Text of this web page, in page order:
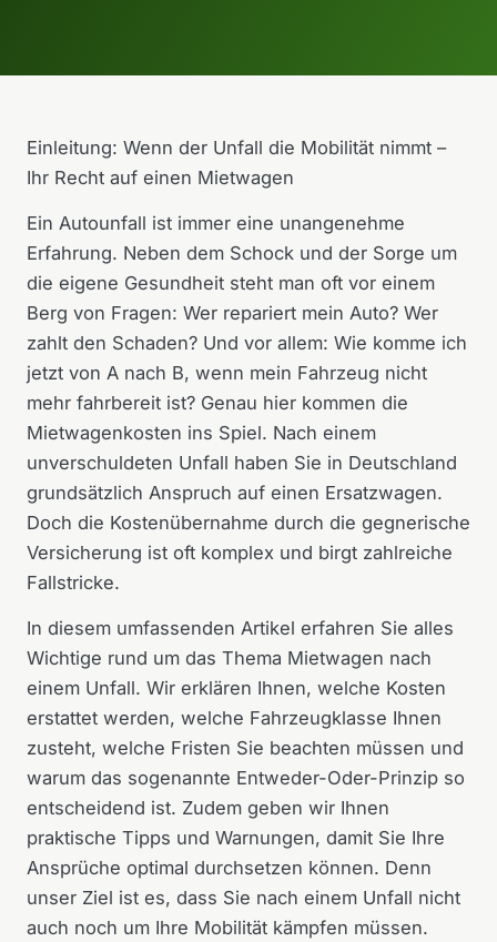
Einleitung: Wenn der Unfall die Mobilität nimmt –
Ihr Recht auf einen Mietwagen
Ein Autounfall ist immer eine unangenehme
Erfahrung. Neben dem Schock und der Sorge um
die eigene Gesundheit steht man oft vor einem
Berg von Fragen: Wer repariert mein Auto? Wer
zahlt den Schaden? Und vor allem: Wie komme ich
jetzt von A nach B, wenn mein Fahrzeug nicht
mehr fahrbereit ist? Genau hier kommen die
Mietwagenkosten ins Spiel. Nach einem
unverschuldeten Unfall haben Sie in Deutschland
grundsätzlich Anspruch auf einen Ersatzwagen.
Doch die Kostenübernahme durch die gegnerische
Versicherung ist oft komplex und birgt zahlreiche
Fallstricke.
In diesem umfassenden Artikel erfahren Sie alles
Wichtige rund um das Thema Mietwagen nach
einem Unfall. Wir erklären Ihnen, welche Kosten
erstattet werden, welche Fahrzeugklasse Ihnen
zusteht, welche Fristen Sie beachten müssen und
warum das sogenannte Entweder-Oder-Prinzip so
entscheidend ist. Zudem geben wir Ihnen
praktische Tipps und Warnungen, damit Sie Ihre
Ansprüche optimal durchsetzen können. Denn
unser Ziel ist es, dass Sie nach einem Unfall nicht
auch noch um Ihre Mobilität kämpfen müssen.